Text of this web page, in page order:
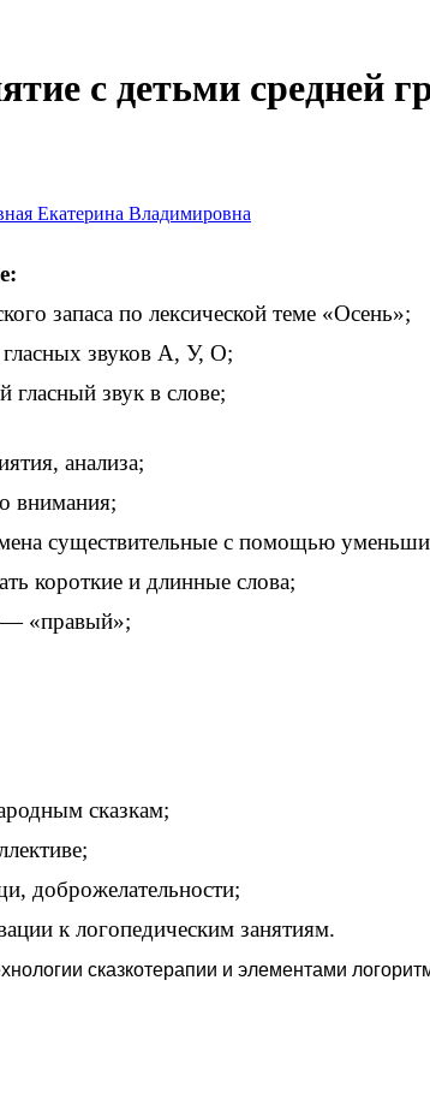
с детьми
Екатерина Владимировна
запаса по лексической теме «Осень»;
гласных звуков А, У, О;
гласный звук в слове;
анализа;
внимания;
существительные с помощью
короткие и длинные слова;
— «правый»;
сказкам;
доброжелательности;
к логопедическим занятиям.
сказкотерапии и элементами